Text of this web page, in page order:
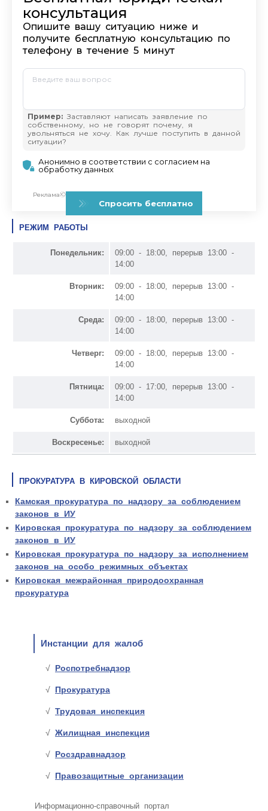
РЕЖИМ РАБОТЫ
Понедельник:
09:00 - 18:00, перерыв 13:00 -
14:00
Вторник:
09:00 - 18:00, перерыв 13:00 -
14:00
Среда:
09:00 - 18:00, перерыв 13:00 -
14:00
Четверг:
09:00 - 18:00, перерыв 13:00 -
14:00
Пятница:
09:00 - 17:00, перерыв 13:00 -
14:00
Суббота: выходной
Воскресенье: выходной
ПРОКУРАТУРА В КИРОВСКОЙ ОБЛАСТИ
Камская прокуратура по надзору за соблюдением
законов в ИУ
Кировская прокуратура по надзору за соблюдением
законов в ИУ
Кировская прокуратура по надзору за исполнением
законов на особо режимных объектах
Кировская межрайонная природоохранная
прокуратура
Инстанции для жалоб
Роспотребнадзор
Прокуратура
Трудовая инспекция
Жилищная инспекция
Росздравнадзор
Правозащитные организации
Информационно-справочный портал